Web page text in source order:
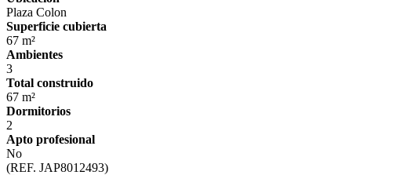
Plaza Colon
Superficie cubierta
67 m²
Ambientes
3
Total construido
67 m²
Dormitorios
2
Apto profesional
No
(REF. JAP8012493)